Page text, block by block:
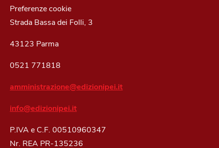
Preferenze cookie
Strada Bassa dei Folli, 3
43123 Parma
0521 771818
amministrazione@edizionipei.it
info@edizionipei.it
P.IVA e C.F. 00510960347
Nr. REA PR-135236